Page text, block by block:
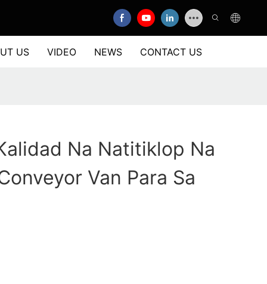
US VIDEO NEWS CONTACT US
Na Natitiklop Na
Van Para Sa